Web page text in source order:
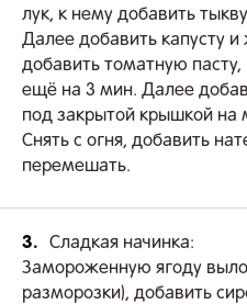
лук, к нему добавить
Далее добавить капусту
добавить томатную
ещё на 3 мин. Далее
под закрытой крышкой на
Снять с огня, добавить
перемешать.
3.
Сладкая начинка:
Замороженную ягоду
разморозки), добавить